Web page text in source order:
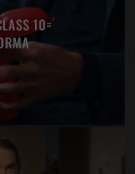
10=